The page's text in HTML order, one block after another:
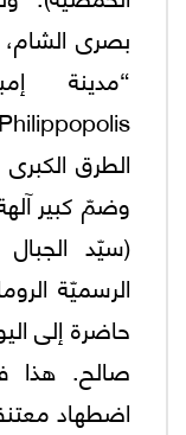
بصرى
“مدينة
الطرق
وضمّ كبير
الرسميّة
حاضرة إلى
صالح. هذا
اضطهاد